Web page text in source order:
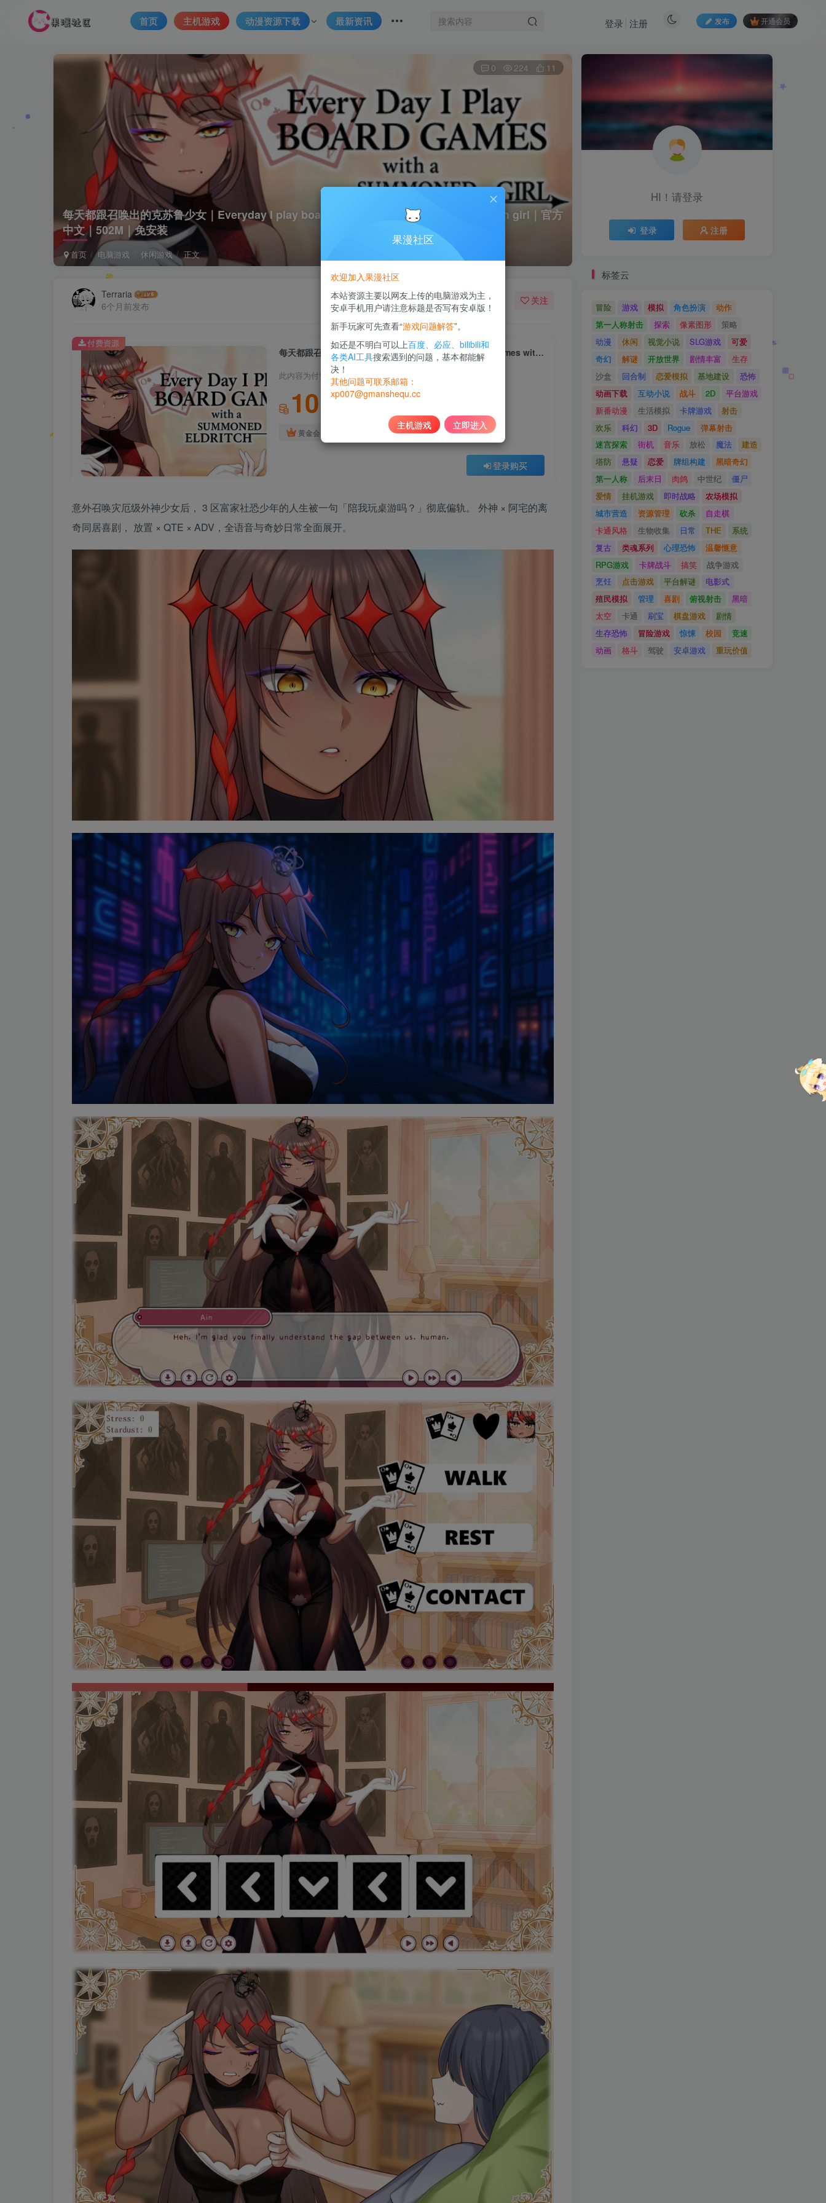
首页 主机游戏 动漫资源下载 最新资讯 发布 开通会员
登录 注册
每天都跟召唤出的克苏鲁少女｜Everyday I play board games with a summoned eldritch girl｜官方
中文｜502M｜免安装
首页 电脑游戏 休闲游戏 正文
0 224 11
Terraria
6个月前发布
关注
每天都跟召唤出的克苏鲁少女｜Everyday I play board games with a summoned eldritch girl｜官方中文｜502M｜免安装
此内容为付费资源，请付费后查看
10
黄金会员
登录购买
付费资源
意外召唤灾厄级外神少女后， 3 区富家社恐少年的人生被一句「陪我玩桌游吗？」彻底偏轨。 外神 × 阿宅的离
奇同居喜剧， 放置 × QTE × ADV，全语音与奇妙日常全面展开。
HI！请登录
登录 注册
标签云
冒险 游戏 模拟 角色扮演
动作
第一人称射击
探索 像素图形
策略
动漫
休闲 视觉小说 SLG游戏
可爱
奇幻
解谜 开放世界 剧情丰富
生存
沙盒
回合制 恋爱模拟 基地建设
恐怖
动画下载
互动小说 战斗 2D
平台游戏
新番动漫
生活模拟 卡牌游戏
射击
欢乐
科幻 3D Rogue
弹幕射击
迷宫探索
街机 音乐 放松 魔法
建造
塔防
悬疑 恋爱 牌组构建
黑暗奇幻
第一人称
后末日 肉鸽 中世纪
僵尸
爱情
挂机游戏 即时战略
农场模拟
城市营造
资源管理 砍杀
自走棋
卡通风格
生物收集 日常 THE
系统
复古
类魂系列 心理恐怖
温馨惬意
RPG游戏
卡牌战斗 搞笑
战争游戏
烹饪
点击游戏 平台解谜
电影式
殖民模拟
管理 喜剧 俯视射击
黑暗
太空
卡通 刷宝 棋盘游戏
剧情
生存恐怖
冒险游戏 惊悚 校园
竞速
动画
格斗 驾驶 安卓游戏 重玩价值
果漫社区
欢迎加入果漫社区
本站资源主要以网友上传的电脑游戏为主，
安卓手机用户请注意标题是否写有安卓版！
新手玩家可先查看“游戏问题解答”。
如还是不明白可以上百度、必应、bilibili和
各类AI工具搜索遇到的问题，基本都能解
决！
其他问题可联系邮箱：
xp007@gmanshequ.cc
主机游戏 立即进入